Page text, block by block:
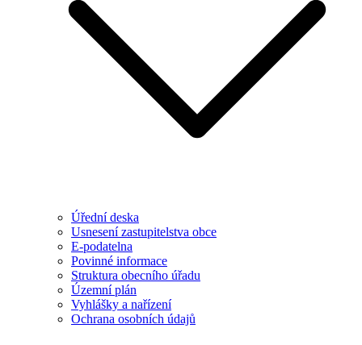
Úřední deska
Usnesení zastupitelstva obce
E-podatelna
Povinné informace
Struktura obecního úřadu
Územní plán
Vyhlášky a nařízení
Ochrana osobních údajů